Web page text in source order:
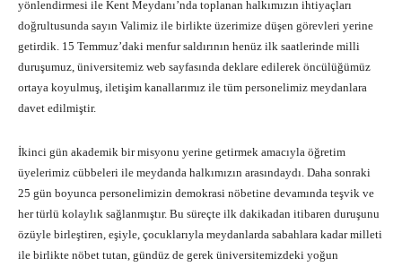
yönlendirmesi ile Kent Meydanı’nda toplanan halkımızın ihtiyaçları
doğrultusunda sayın Valimiz ile birlikte üzerimize düşen görevleri yerine
getirdik. 15 Temmuz’daki menfur saldırının henüz ilk saatlerinde milli
duruşumuz, üniversitemiz web sayfasında deklare edilerek öncülüğümüz
ortaya koyulmuş, iletişim kanallarımız ile tüm personelimiz meydanlara
davet edilmiştir.
İkinci gün akademik bir misyonu yerine getirmek amacıyla öğretim
üyelerimiz cübbeleri ile meydanda halkımızın arasındaydı. Daha sonraki
25 gün boyunca personelimizin demokrasi nöbetine devamında teşvik ve
her türlü kolaylık sağlanmıştır. Bu süreçte ilk dakikadan itibaren duruşunu
özüyle birleştiren, eşiyle, çocuklarıyla meydanlarda sabahlara kadar milleti
ile birlikte nöbet tutan, gündüz de gerek üniversitemizdeki yoğun